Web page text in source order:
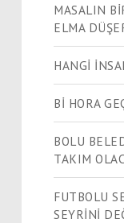
MASALIN
ELMA
HANGİ
Bİ HORA
BOLU
TAKIM
FUTBOLU
SEYRİNİ